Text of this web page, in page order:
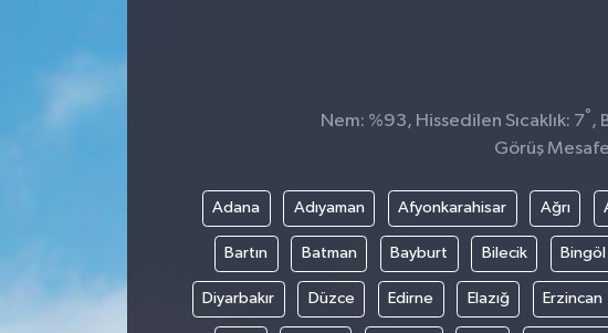
Nem: %93, Hissedilen Sıcaklık: 7° ,
Görüş
Adana Adıyaman Afyonkarahisar Ağrı
Bartın Batman Bayburt Bilecik Bingöl
Diyarbakır Düzce Edirne Elazığ Erzincan
PROJELER İNGİLİZCE
YEREL MEDYA RAPORU